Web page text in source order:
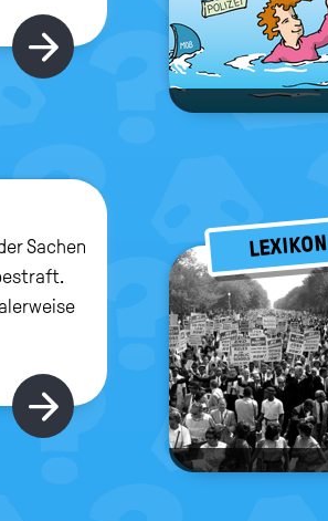
Hier gibt's mehr
Sachen
Hier gibt's mehr
LEXIKON